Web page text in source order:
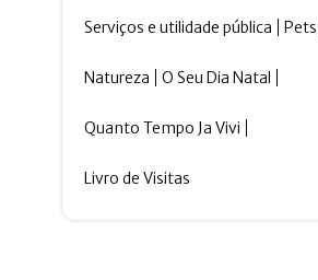
Serviços e utilidade pública Pets
Natureza O Seu Dia Natal
Quanto Tempo Ja Vivi
Livro de Visitas